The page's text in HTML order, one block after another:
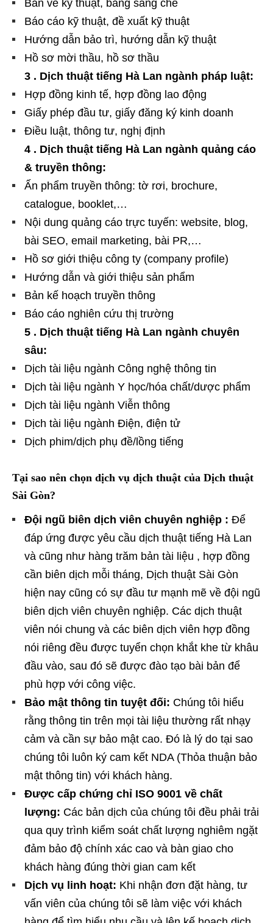
Bản vẽ kỹ thuật, bằng sáng chế
Báo cáo kỹ thuật, đề xuất kỹ thuật
Hướng dẫn bảo trì, hướng dẫn kỹ thuật
Hồ sơ mời thầu, hồ sơ thầu
3 . Dịch thuật tiếng Hà Lan ngành pháp luật:
Hợp đồng kinh tế, hợp đồng lao động
Giấy phép đầu tư, giấy đăng ký kinh doanh
Điều luật, thông tư, nghị định
4 . Dịch thuật tiếng Hà Lan ngành quảng cáo
& truyền thông:
Ấn phẩm truyền thông: tờ rơi, brochure,
catalogue, booklet,…
Nội dung quảng cáo trực tuyến: website, blog,
bài SEO, email marketing, bài PR,…
Hồ sơ giới thiệu công ty (company profile)
Hướng dẫn và giới thiệu sản phẩm
Bản kế hoạch truyền thông
Báo cáo nghiên cứu thị trường
5 . Dịch thuật tiếng Hà Lan ngành chuyên
sâu:
Dịch tài liệu ngành Công nghệ thông tin
Dịch tài liệu ngành Y học/hóa chất/dược phẩm
Dịch tài liệu ngành Viễn thông
Dịch tài liệu ngành Điện, điện tử
Dịch phim/dịch phụ đề/lồng tiếng
Tại sao nên chọn dịch vụ dịch thuật của Dịch thuật
Sài Gòn?
Đội ngũ biên dịch viên chuyên nghiệp : Để
đáp ứng được yêu cầu dịch thuật tiếng Hà Lan
và cũng như hàng trăm bản tài liệu , hợp đồng
cần biên dịch mỗi tháng, Dịch thuật Sài Gòn
hiện nay cũng có sự đầu tư mạnh mẽ về đội ngũ
biên dịch viên chuyên nghiệp. Các dịch thuật
viên nói chung và các biên dịch viên hợp đồng
nói riêng đều được tuyển chọn khắt khe từ khâu
đầu vào, sau đó sẽ được đào tạo bài bản để
phù hợp với công việc.
Bảo mật thông tin tuyệt đối: Chúng tôi hiểu
rằng thông tin trên mọi tài liệu thường rất nhạy
cảm và cần sự bảo mật cao. Đó là lý do tại sao
chúng tôi luôn ký cam kết NDA (Thỏa thuận bảo
mật thông tin) với khách hàng.
Được cấp chứng chỉ ISO 9001 về chất
lượng: Các bản dịch của chúng tôi đều phải trải
qua quy trình kiểm soát chất lượng nghiêm ngặt
đảm bảo độ chính xác cao và bàn giao cho
khách hàng đúng thời gian cam kết
Dịch vụ linh hoạt: Khi nhận đơn đặt hàng, tư
vấn viên của chúng tôi sẽ làm việc với khách